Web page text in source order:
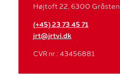
Højtoft 22, 6300 Gråsten
(+45) 23 73 45 71
jrt@jrtvi.dk
CVR nr.: 43456881